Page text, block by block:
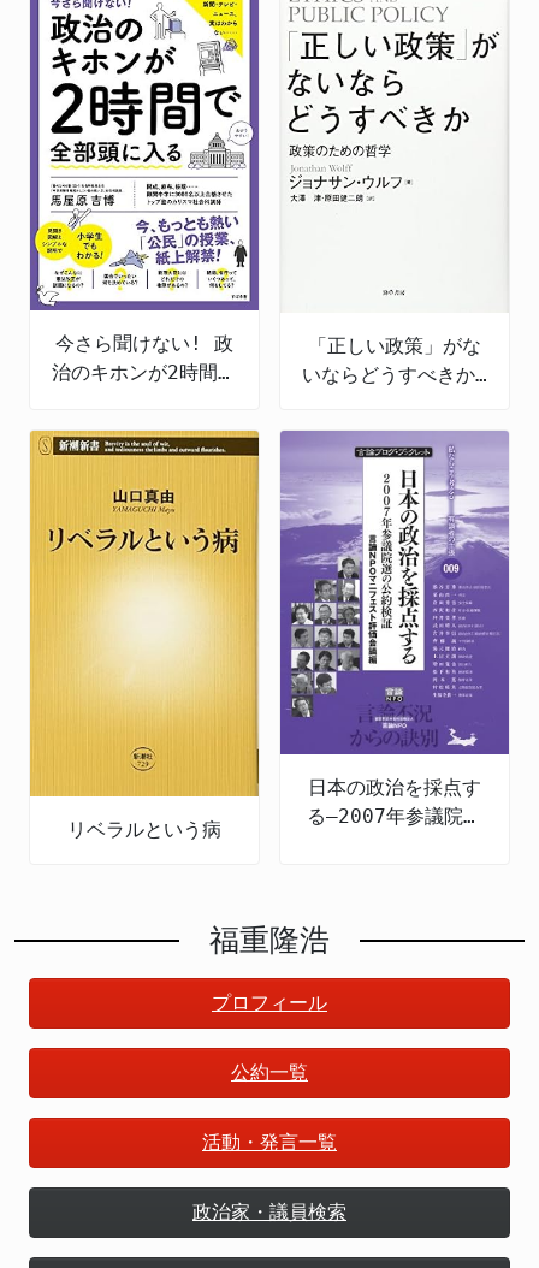
今さら聞けない! 政
治のキホンが2時間で
「正しい政策」がな
いならどうすべきか:
リベラルという病
日本の政治を採点す
る―2007年参議院選
福重隆浩
プロフィール
公約一覧
活動・発言一覧
政治家・議員検索